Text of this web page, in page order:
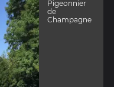
Pigeonnier
de
Champagne